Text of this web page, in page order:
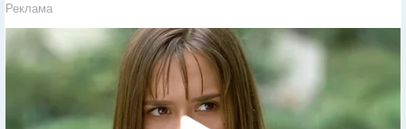
Реклама